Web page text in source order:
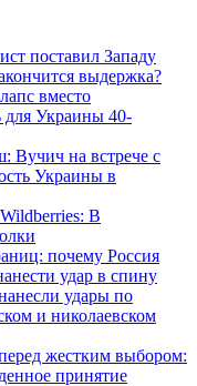
поставил Западу
выдержка?
вместо
для Украины 40-
Вучич на встрече с
Украины в
В
почему Россия
удар в спину
удары по
и николаевском
жестким выбором:
принятие